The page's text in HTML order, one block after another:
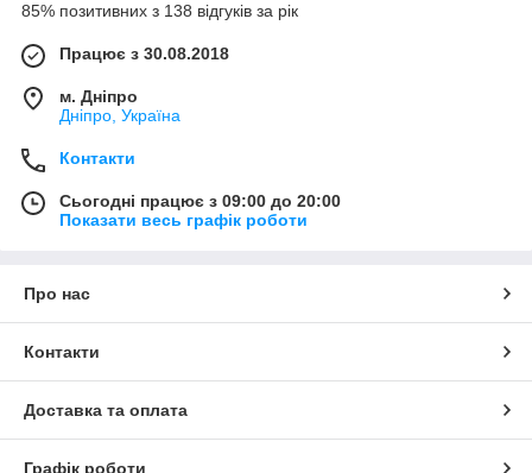
85% позитивних з 138 відгуків за рік
Працює з 30.08.2018
м. Дніпро
Дніпро, Україна
Контакти
Сьогодні працює з 09:00 до 20:00
Показати весь графік роботи
Про нас
Контакти
Доставка та оплата
Графік роботи